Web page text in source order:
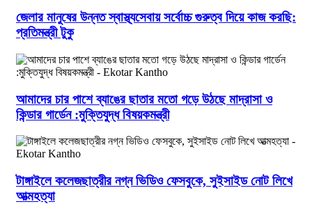
জেলার মানুষের উন্নত স্বাস্থ্যসেবায় সর্বোচ্চ গুরুত্ব দিয়ে কাজ করছি:
প্রতিমন্ত্রী টুকু
আমাদের চার পাশে ব্যাঙের ছাতার মতো গড়ে উঠছে মাদ্রাসা ও
কিন্ডার গার্ডেন :মুক্তিযুদ্ধ বিষয়কমন্ত্রী
টাঙ্গাইলে কলেজছাত্রীর নগ্ন ভিডিও ফেসবুকে, সুইসাইড নোট লিখে
আত্মহত্যা